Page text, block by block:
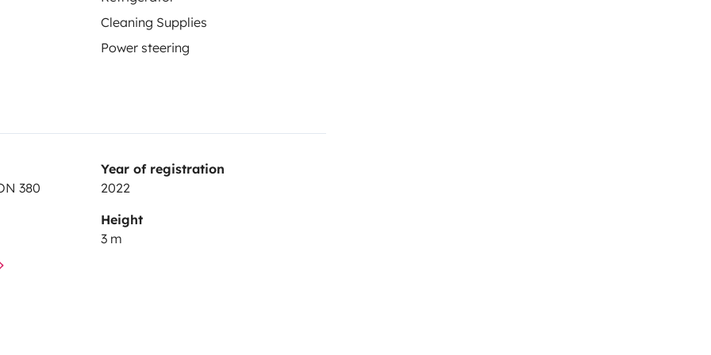
🚜🐝ainsi qu'une carte
nous resterons disponible
Cleaning Supplies
Power steering
380
Year of registration
2022
Height
3 m